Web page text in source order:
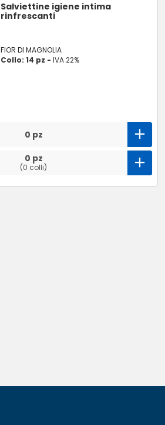
Salviettine igiene intima
rinfrescanti
FIOR DI MAGNOLIA
Collo: 14 pz -IVA 22%
0 pz
0 pz
(0 colli)